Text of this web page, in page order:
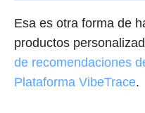
Esa es otra forma de
productos
de recomendaciones
Plataforma VibeTrace.